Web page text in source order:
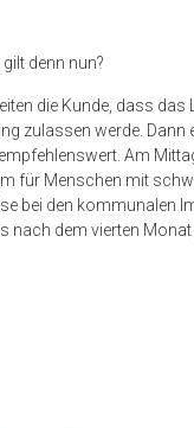
denn nun?
die Kunde, dass
zulassen werde. Dann
Am
für Menschen mit
bei den kommunalen
dem vierten Monat